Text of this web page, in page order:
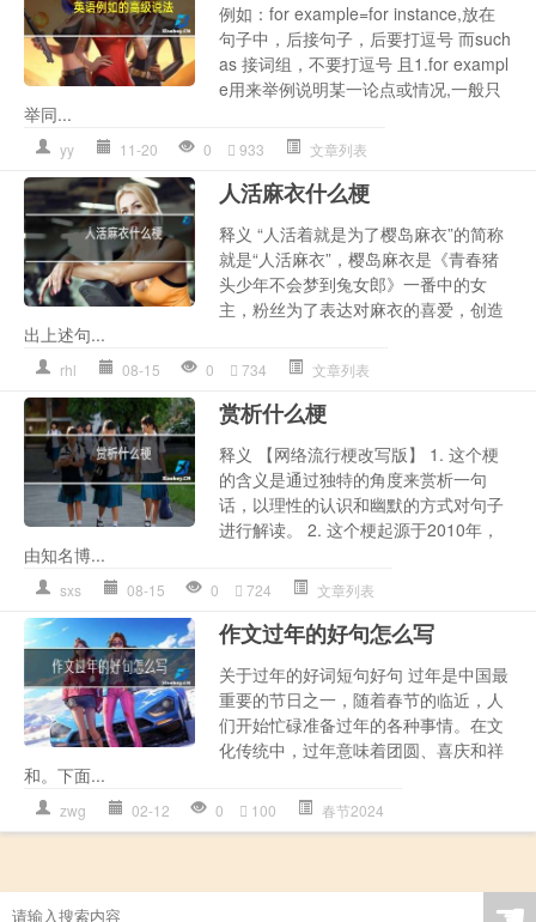
例如：for example=for instance,放在
句子中，后接句子，后要打逗号 而such
as 接词组，不要打逗号 且1.for exampl
e用来举例说明某一论点或情况,一般只
举同...
yy 11-20 0 933 文章列表
人活麻衣什么梗
释义 “人活着就是为了樱岛麻衣”的简称
就是“人活麻衣”，樱岛麻衣是《青春猪
头少年不会梦到兔女郎》一番中的女
主，粉丝为了表达对麻衣的喜爱，创造
出上述句...
rhl 08-15 0 734 文章列表
赏析什么梗
释义 【网络流行梗改写版】 1. 这个梗
的含义是通过独特的角度来赏析一句
话，以理性的认识和幽默的方式对句子
进行解读。 2. 这个梗起源于2010年，
由知名博...
sxs 08-15 0 724 文章列表
作文过年的好句怎么写
关于过年的好词短句好句 过年是中国最
重要的节日之一，随着春节的临近，人
们开始忙碌准备过年的各种事情。在文
化传统中，过年意味着团圆、喜庆和祥
和。下面...
zwg 02-12 0 100 春节2024